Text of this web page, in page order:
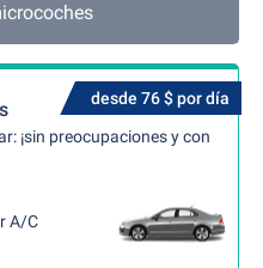
desde 76 $ por día
¡sin preocupaciones y con
A/C